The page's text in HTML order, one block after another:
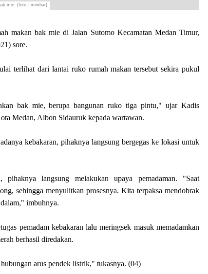
mie. (foto : mimbar)
makan bak mie di Jalan Sutomo Kecamatan Medan Timur,
sore.
terlihat dari lantai ruko rumah makan tersebut sekira pukul
bak mie, berupa bangunan ruko tiga pintu," ujar Kadis
Medan, Albon Sidauruk kepada wartawan.
kebakaran, pihaknya langsung bergegas ke lokasi untuk
langsung melakukan upaya pemadaman. "Saat
sehingga menyulitkan prosesnya. Kita terpaksa mendobrak
imbuhnya.
pemadam kebakaran lalu meringsek masuk memadamkan
berhasil diredakan.
arus pendek listrik," tukasnya. (04)